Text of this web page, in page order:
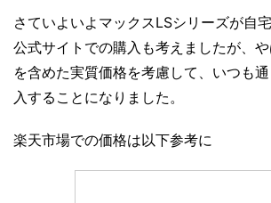
さていよいよマックスLSシリーズが自
公式サイトでの購入も考えましたが、
を含めた実質価格を考慮して、いつも
入することになりました。
楽天市場での価格は以下参考に